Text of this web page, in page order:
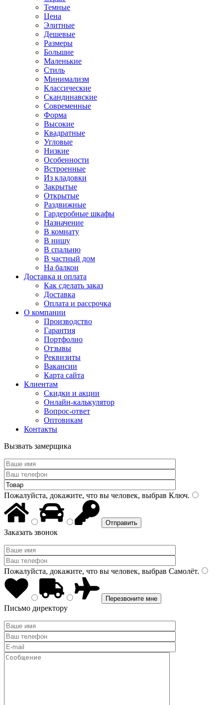
Темные
Цена
Элитные
Дешевые
Размеры
Большие
Маленькие
Стиль
Минимализм
Классические
Скандинавские
Современные
Форма
Высокие
Квадратные
Угловые
Низкие
Особенности
Встроенные
Из кладовки
Закрытые
Открытые
Раздвижные
Гардеробные шкафы
Назначение
В комнату
В нишу
В спальню
В частный дом
На балкон
Доставка и оплата
Как сделать заказ
Доставка
Оплата и рассрочка
О компании
Производство
Гарантия
Портфолио
Отзывы
Реквизиты
Вакансии
Карта сайта
Клиентам
Скидки и акции
Онлайн-калькулятор
Вопрос-ответ
Оптовикам
Контакты
Вызвать замерщика
Пожалуйста, докажите, что вы человек, выбрав Ключ.
Заказать звонок
Пожалуйста, докажите, что вы человек, выбрав Самолёт.
Письмо директору